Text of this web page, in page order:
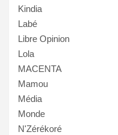
Kindia
Labé
Libre Opinion
Lola
MACENTA
Mamou
Média
Monde
N'Zérékoré